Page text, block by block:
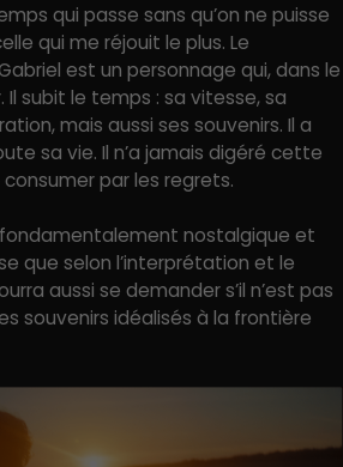
qui passe sans qu’on ne puisse
qui me réjouit le plus. Le
est un personnage qui, dans le
Il subit le temps : sa vitesse, sa
mais aussi ses souvenirs. Il a
sa vie. Il n’a jamais digéré cette
par les regrets.
nostalgique et
que selon l’interprétation et le
aussi se demander s’il n’est pas
souvenirs idéalisés à la frontière